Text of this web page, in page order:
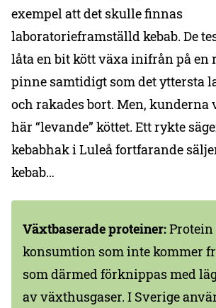
exempel att det skulle finnas
laboratorieframställd kebab. De
låta en bit kött växa inifrån på en
pinne samtidigt som det yttersta
och rakades bort. Men, kunderna
här “levande” köttet. Ett rykte
kebabhak i Luleå fortfarande
kebab…
Växtbaserade proteiner:
konsumtion som inte kommer
som därmed förknippas med
av växthusgaser. I Sverige